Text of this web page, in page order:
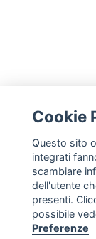
NEWSLETTER
Cookie
Questo sito
integrati
scambiare
dell'utente
presenti.
possibile
Preferenze